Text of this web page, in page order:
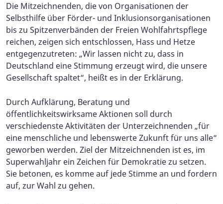
Die Mitzeichnenden, die von Organisationen der
Selbsthilfe über Förder- und Inklusionsorganisationen
bis zu Spitzenverbänden der Freien Wohlfahrtspflege
reichen, zeigen sich entschlossen, Hass und Hetze
entgegenzutreten: „Wir lassen nicht zu, dass in
Deutschland eine Stimmung erzeugt wird, die unsere
Gesellschaft spaltet“, heißt es in der Erklärung.
Durch Aufklärung, Beratung und
öffentlichkeitswirksame Aktionen soll durch
verschiedenste Aktivitäten der Unterzeichnenden „für
eine menschliche und lebenswerte Zukunft für uns alle“
geworben werden. Ziel der Mitzeichnenden ist es, im
Superwahljahr ein Zeichen für Demokratie zu setzen.
Sie betonen, es komme auf jede Stimme an und fordern
auf, zur Wahl zu gehen.